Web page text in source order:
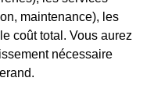
maintenance), les
coût total. Vous aurez
nécessaire